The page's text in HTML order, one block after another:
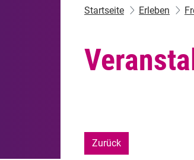
Startseite Erleben
Zurück